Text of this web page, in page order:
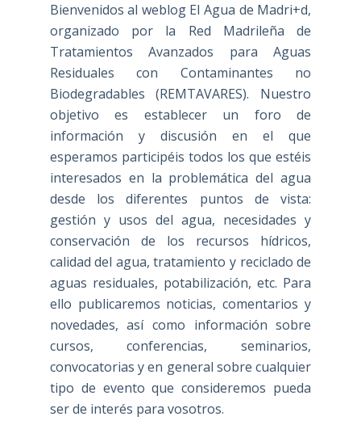
Bienvenidos al weblog El Agua de Madri+d,
organizado por la Red Madrileña de
Tratamientos Avanzados para Aguas
Residuales con Contaminantes no
Biodegradables (REMTAVARES). Nuestro
objetivo es establecer un foro de
información y discusión en el que
esperamos participéis todos los que estéis
interesados en la problemática del agua
desde los diferentes puntos de vista:
gestión y usos del agua, necesidades y
conservación de los recursos hídricos,
calidad del agua, tratamiento y reciclado de
aguas residuales, potabilización, etc. Para
ello publicaremos noticias, comentarios y
novedades, así como información sobre
cursos, conferencias, seminarios,
convocatorias y en general sobre cualquier
tipo de evento que consideremos pueda
ser de interés para vosotros.